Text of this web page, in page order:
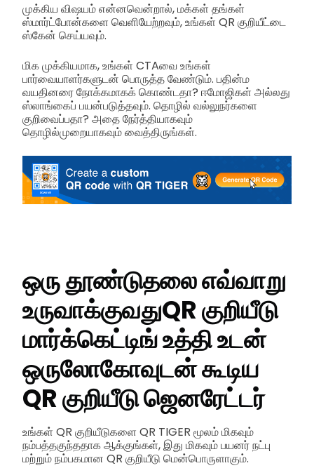
முக்கிய விஷயம் என்னவென்றால், மக்கள் தங்கள்
ஸ்மார்ட்போன்களை வெளியேற்றவும், உங்கள் QR குறியீட்டை
ஸ்கேன் செய்யவும்.
மிக முக்கியமாக, உங்கள் CTAவை உங்கள்
பார்வையாளர்களுடன் பொருத்த வேண்டும். பதின்ம
வயதினரை நோக்கமாகக் கொண்டதா? ஈமோஜிகள் அல்லது
ஸ்லாங்கைப் பயன்படுத்தவும். தொழில் வல்லுநர்களை
குறிவைப்பதா? அதை நேர்த்தியாகவும்
தொழில்முறையாகவும் வைத்திருங்கள்.
ஒரு தூண்டுதலை எவ்வாறு
உருவாக்குவதுQR குறியீடு
மார்க்கெட்டிங் உத்திஉடன்
ஒருலோகோவுடன் கூடிய
QR குறியீடு ஜெனரேட்டர்
உங்கள் QR குறியீடுகளை QR TIGER மூலம் மிகவும்
நம்பத்தகுந்ததாக ஆக்குங்கள், இது மிகவும் பயனர் நட்பு
மற்றும் நம்பகமான QR குறியீடு மென்பொருளாகும்.